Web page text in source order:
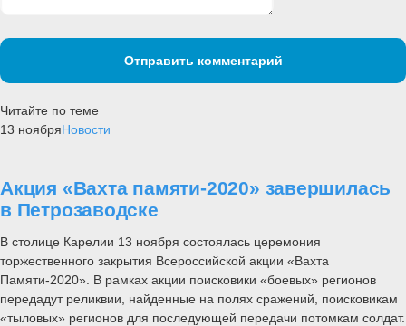
Отправить комментарий
Читайте по теме
13 ноябряНовости
Акция «Вахта памяти-2020» завершилась
в Петрозаводске
В столице Карелии 13 ноября состоялась церемония
торжественного закрытия Всероссийской акции «Вахта
Памяти-2020». В рамках акции поисковики «боевых» регионов
передадут реликвии, найденные на полях сражений, поисковикам
«тыловых» регионов для последующей передачи потомкам солдат.